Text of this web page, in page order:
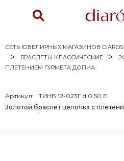
СЕТЬ ЮВЕЛИРНЫХ МАГАЗИНОВ
БРАСЛЕТЫ КЛАССИЧЕСКИЕ
ПЛЕТЕНИЕМ ГУРМЕТА ДОПИА
Золотой браслет цепочка с
Артикул: ТИНБ 12-023Г d 0.50 Е